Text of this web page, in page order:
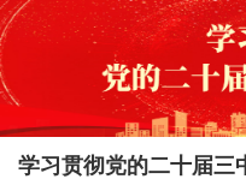
学习贯彻党的二十届三